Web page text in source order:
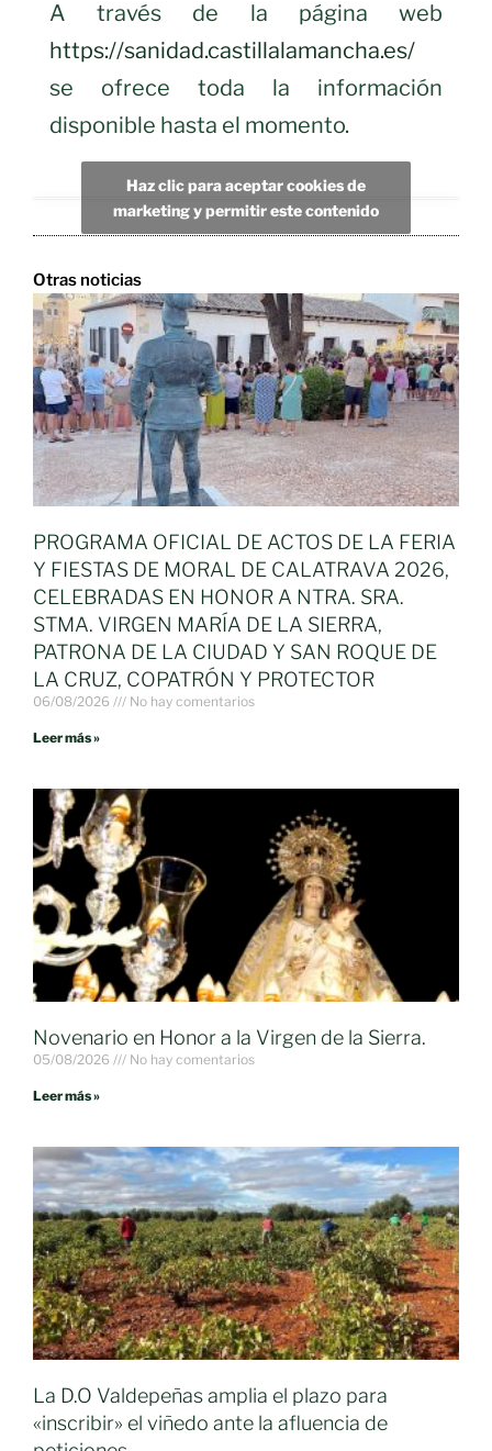
A través de la página web
https://sanidad.castillalamancha.es/
se ofrece toda la información
disponible hasta el momento.
Haz clic para aceptar cookies de
marketing y permitir este contenido
Otras noticias
PROGRAMA OFICIAL DE ACTOS DE LA FERIA
Y FIESTAS DE MORAL DE CALATRAVA 2026,
CELEBRADAS EN HONOR A NTRA. SRA.
STMA. VIRGEN MARÍA DE LA SIERRA,
PATRONA DE LA CIUDAD Y SAN ROQUE DE
LA CRUZ, COPATRÓN Y PROTECTOR
06/08/2026 No hay comentarios
Leer más »
Novenario en Honor a la Virgen de la Sierra.
05/08/2026 No hay comentarios
Leer más »
La D.O Valdepeñas amplia el plazo para
«inscribir» el viñedo ante la afluencia de